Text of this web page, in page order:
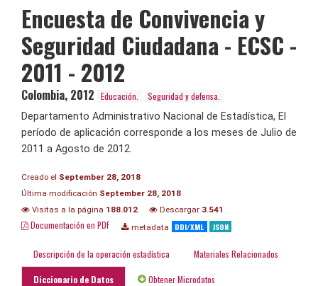
Encuesta de Convivencia y
Seguridad Ciudadana - ECSC -
2011 - 2012
Colombia, 2012 Educación.
Seguridad y defensa.
Departamento Administrativo Nacional de Estadística, El
período de aplicación corresponde a los meses de Julio de
2011 a Agosto de 2012.
Creado el September 28, 2018
Última modificación September 28, 2018
Visitas a la página 188.012 Descargar 3.541
Documentación en PDF metadata DDI/XML JSON
Descripción de la operación estadística Materiales Relacionados
Diccionario de Datos Obtener Microdatos